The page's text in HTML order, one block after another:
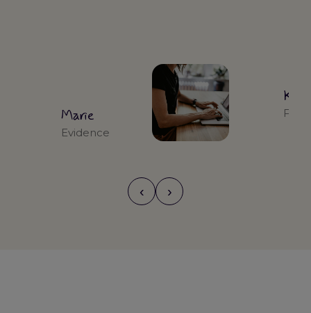
Marie
Evidence
‹ ›